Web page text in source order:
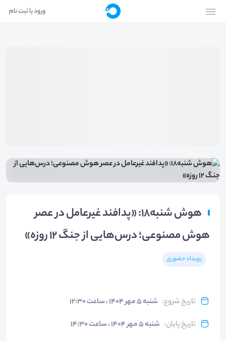
ورود یا ثبت نام
هوش شنبه18: «پدافند غیرعامل در عصر
هوش مصنوعی؛ درس‌هایی از جنگ ۱۲ روزه»
رویداد حضوری
تاریخ شروع: شنبه ۵ مهر ۱۴۰۴ ، ساعت ۱۲:۳۰
تاریخ پایان: شنبه ۵ مهر ۱۴۰۴ ، ساعت ۱۴:۳۰